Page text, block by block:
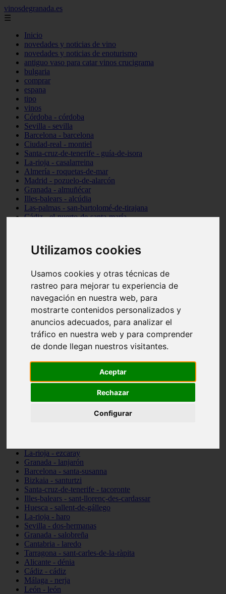
Utilizamos cookies
Usamos cookies y otras técnicas de
rastreo para mejorar tu experiencia de
navegación en nuestra web, para
mostrarte contenidos personalizados y
anuncios adecuados, para analizar el
tráfico en nuestra web y para comprender
de donde llegan nuestros visitantes.
Aceptar
Rechazar
Configurar
vinosdegranada.es
☰
Inicio
novedades y noticias de vino
novedades y noticias de enoturismo
antiguo vaso para catar vinos crucigrama
bulgaria
comprar
espana
tipo
vinos
Córdoba - córdoba
Sevilla - sevilla
Barcelona - barcelona
Ciudad-real - montiel
Santa-cruz-de-tenerife - guía-de-isora
La-rioja - casalarreina
Almería - roquetas-de-mar
Madrid - pozuelo-de-alarcón
Granada - almuñécar
Illes-balears - alcúdia
Las-palmas - san-bartolomé-de-tirajana
Cádiz - el-puerto-de-santa-maría
Santa-cruz-de-tenerife - los-llanos-de-aridane
Cantabria - suances
Granada - monachil
Huesca - isábena
Huesca - alquézar
Huesca - castejón-de-sos
Sevilla - marinaleda
Córdoba - almedinilla
Navarra - zangoza
Cantabria - arenas-de-iguña
Barcelona - la-pobla-de-lillet
Las-palmas - yaiza
Valladolid - fuensaldaña
La-rioja - ezcaray
Granada - lanjarón
Barcelona - santa-susanna
Bizkaia - santurtzi
Santa-cruz-de-tenerife - tacoronte
Illes-balears - sant-llorenç-des-cardassar
Huesca - sallent-de-gállego
La-rioja - haro
Sevilla - dos-hermanas
Granada - salobreña
Cantabria - laredo
Tarragona - sant-carles-de-la-ràpita
Alicante - dénia
Cádiz - cádiz
Málaga - nerja
León - león